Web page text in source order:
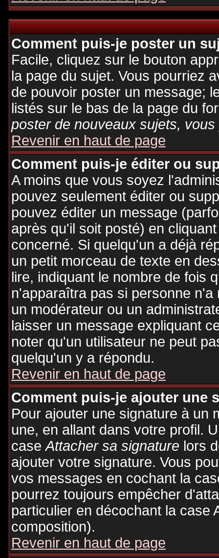
Comment puis-je poster un
Facile, cliquez sur le bouton
la page du sujet. Vous pourriez
de pouvoir poster un message;
listés sur le bas de la page du
poster de nouveaux sujets,
Revenir en haut de page
Comment puis-je éditer ou
A moins que vous soyez
pouvez seulement éditer ou
pouvez éditer un message
après qu'il soit posté) en
concerné. Si quelqu'un a déjà
un petit morceau de texte en
lire, indiquant le nombre de fois
n'apparaîtra pas si personne
un modérateur ou un
laisser un message expliquant
noter qu'un utilisateur ne peut
quelqu'un y a répondu.
Revenir en haut de page
Comment puis-je ajouter une
Pour ajouter une signature à un
une, en allant dans votre profil.
caseAttacher sa signaturelors
ajouter votre signature. Vous
vos messages en cochant la
pourrez toujours empêcher
particulier en décochant la case
composition).
Revenir en haut de page